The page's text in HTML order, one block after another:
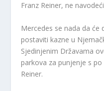
Franz Reiner, ne
Mercedes se nada da
postaviti kazne u
Sjedinjenim Državama
parkova za punjenje s
Reiner.